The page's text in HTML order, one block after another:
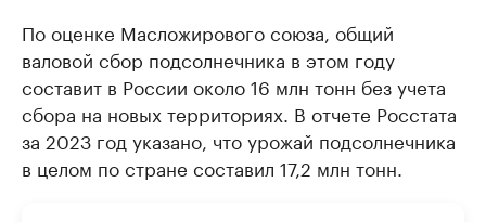
По оценке Масложирового союза, общий
валовой сбор подсолнечника в этом году
составит в России около 16 млн тонн без учета
сбора на новых территориях. В отчете Росстата
за 2023 год указано, что урожай подсолнечника
в целом по стране составил 17,2 млн тонн.